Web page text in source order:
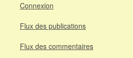
Connexion
Flux des publications
Flux des commentaires